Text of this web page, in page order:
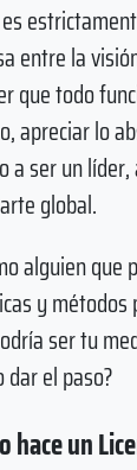
entre la
que todo
apreciar lo
a ser un
global.
alguien
y
ser tu
dar el paso?
hace un